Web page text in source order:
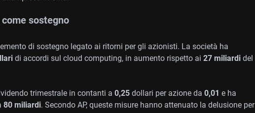
sostegno
di sostegno legato ai ritorni per gli azionisti. La società ha
di accordi sul cloud computing, in aumento rispetto ai 27 miliardi del
trimestrale in contanti a 0,25 dollari per azione da 0,01 e ha
80 miliardi. Secondo AP, queste misure hanno attenuato la delusione per